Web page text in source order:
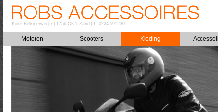
Korte Belkmerweg 7| 1756 CB 't Zand T: 0224 591230
Motoren Scooters Kleding